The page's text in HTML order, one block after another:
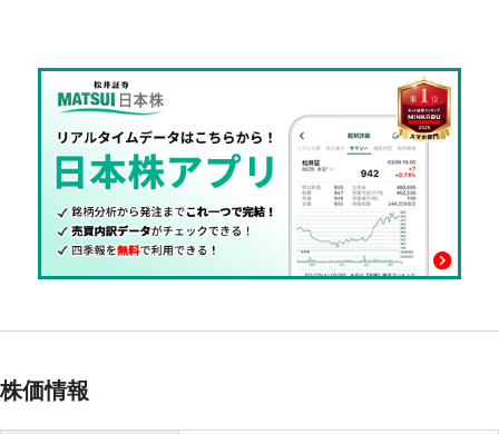
株価情報